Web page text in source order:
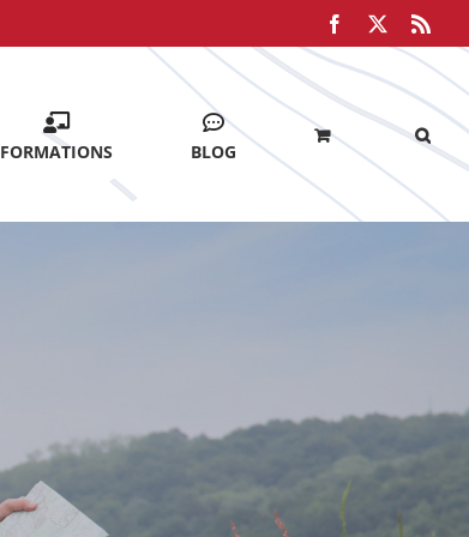
Facebook
FORMATIONS BLOG